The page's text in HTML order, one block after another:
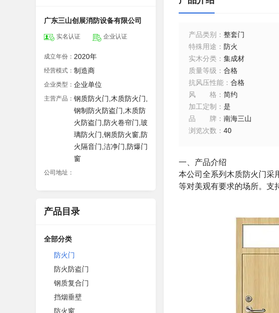
广东三山创展消防设备有限公司
实名认证 企业认证
成立年份： 2020年
经营模式： 制造商
企业类型： 企业单位
主营产品： 钢质防火门,木质防火门,
钢制防火防盗门,木质防
火防盗门,防火卷帘门,玻
璃防火门,钢质防火窗,防
火隔音门,洁净门,防爆门
窗
公司地址：
产品目录
全部分类
防火门
防火防盗门
钢质复合门
挡烟垂壁
防火窗
产品类别 ： 整套门
特殊用途 ： 防火
实木分类 ： 集成材
质量等级 ： 合格
抗风压性能 ： 合格
风格 ： 简约
加工定制
： 是
品牌 ： 南海三山
浏览次数 ： 40
一、产品介绍
本公司全系列木质防火门采
等对美观有要求的场所。支